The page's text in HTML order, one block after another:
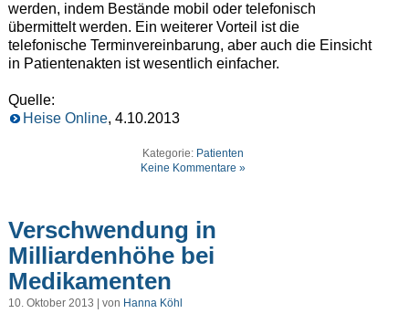
werden, indem Bestände mobil oder telefonisch
übermittelt werden. Ein weiterer Vorteil ist die
telefonische Terminvereinbarung, aber auch die Einsicht
in Patientenakten ist wesentlich einfacher.
Quelle:
Heise Online, 4.10.2013
Kategorie: Patienten
Keine Kommentare »
Verschwendung in
Milliardenhöhe bei
Medikamenten
10. Oktober 2013 | von Hanna Köhl